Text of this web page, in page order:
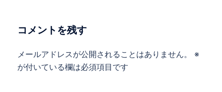
ョコメントを残す
メールアドレスが公開されることはありません。
※
が付いている欄は必須項目です